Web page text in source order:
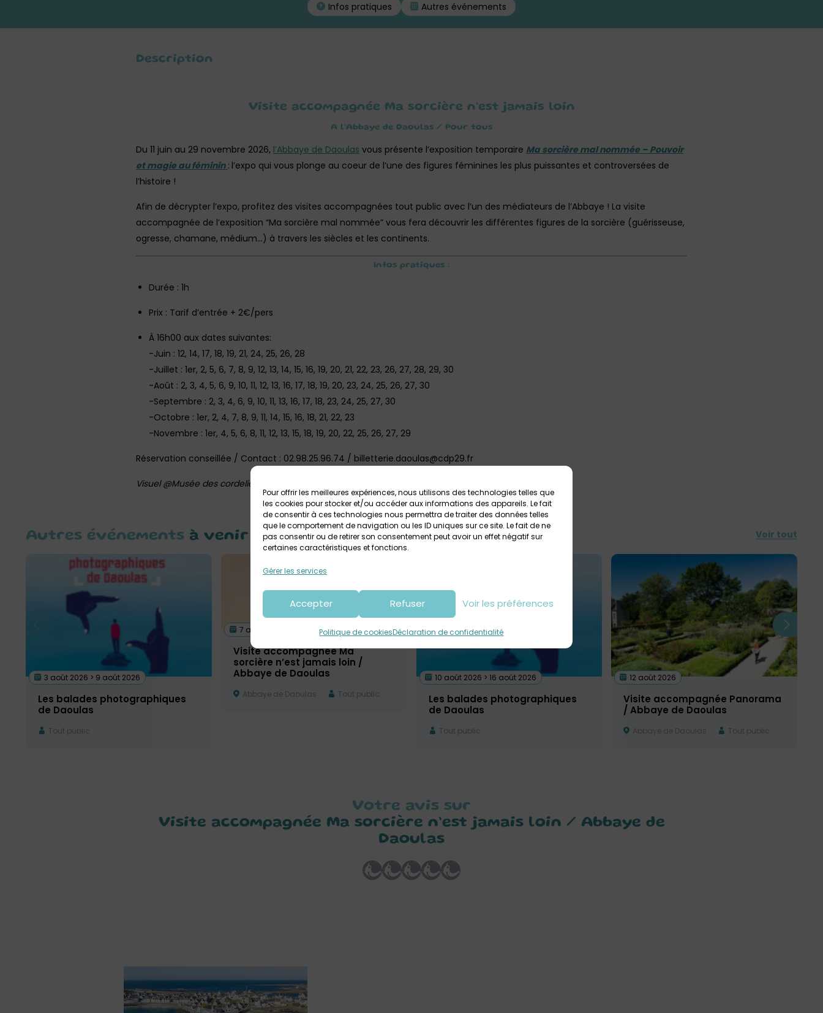
Pour offrir les meilleures expériences, nous utilisons des technologies telles que
les cookies pour stocker et/ou accéder aux informations des appareils. Le fait
de consentir à ces technologies nous permettra de traiter des données telles
que le comportement de navigation ou les ID uniques sur ce site. Le fait de ne
pas consentir ou de retirer son consentement peut avoir un effet négatif sur
certaines caractéristiques et fonctions.
Gérer les services
Accepter Refuser Voir les préférences
Politique de cookiesDéclaration de confidentialité
Infos pratiques Autres événements
Description
Visite accompagnée Ma sorcière n’est jamais loin
A l’Abbaye de Daoulas / Pour tous
Du 11 juin au 29 novembre 2026, l’Abbaye de Daoulas vous présente l’exposition temporaire Ma sorcière mal nommée – Pouvoir
et magie au féminin : l’expo qui vous plonge au coeur de l’une des figures féminines les plus puissantes et controversées de
l’histoire !
Afin de décrypter l’expo, profitez des visites accompagnées tout public avec l’un des médiateurs de l’Abbaye ! La visite
accompagnée de l’exposition “Ma sorcière mal nommée” vous fera découvrir les différentes figures de la sorcière (guérisseuse,
ogresse, chamane, médium…) à travers les siècles et les continents.
Infos pratiques :
Durée : 1h
Prix : Tarif d’entrée + 2€/pers‎
À 16h00 aux dates suivantes:
-Juin : 12, 14, 17, 18, 19, 21, 24, 25, 26, 28
-Juillet : 1er, 2, 5, 6, 7, 8, 9, 12, 13, 14, 15, 16, 19, 20, 21, 22, 23, 26, 27, 28, 29, 30
-Août : 2, 3, 4, 5, 6, 9, 10, 11, 12, 13, 16, 17, 18, 19, 20, 23, 24, 25, 26, 27, 30
-Septembre : 2, 3, 4, 6, 9, 10, 11, 13, 16, 17, 18, 23, 24, 25, 27, 30
-Octobre : 1er, 2, 4, 7, 8, 9, 11, 14, 15, 16, 18, 21, 22, 23
-Novembre : 1er, 4, 5, 6, 8, 11, 12, 13, 15, 18, 19, 20, 22, 25, 26, 27, 29
Réservation conseillée / Contact : 02.98.25.96.74 / billetterie.daoulas@cdp29.fr‎
Visuel @Musée des cordeliers
Autres événements à venir Voir tout
3 août 2026 > 9 août 2026
Les balades photographiques
de Daoulas
Tout public
7 août 2026 > 13 août 2026
Visite accompagnée Ma
sorcière n’est jamais loin /
Abbaye de Daoulas
Abbaye de Daoulas Tout public
10 août 2026 > 16 août 2026
Les balades photographiques
de Daoulas
Tout public
12 août 2026
Visite accompagnée Panorama
/ Abbaye de Daoulas
Abbaye de Daoulas Tout public
Votre avis sur
Visite accompagnée Ma sorcière n’est jamais loin / Abbaye de
Daoulas